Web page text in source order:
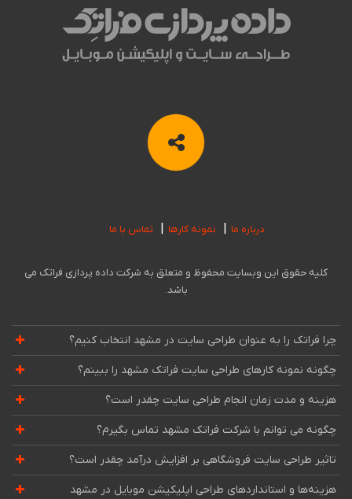
درباره ما نمونه کارها تماس با ما
کلیه حقوق این وبسایت محفوظ و متعلق به شرکت داده پردازی فراتک می
باشد.
چرا فراتک را به عنوان طراحی سایت در مشهد انتخاب کنیم؟
چگونه نمونه کارهای طراحی سایت فراتک مشهد را ببینم؟
هزینه و مدت زمان انجام طراحی سایت چقدر است؟
چگونه می توانم با شرکت فراتک مشهد تماس بگیرم؟
تاثیر طراحی سایت فروشگاهی بر افزایش درآمد چقدر است؟
هزینه‌ها و استانداردهای طراحی اپلیکیشن موبایل در مشهد